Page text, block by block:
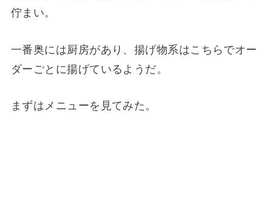
佇まい。
一番奥には厨房があり、揚げ物系はこちらでオー
ダーごとに揚げているようだ。
まずはメニューを見てみた。